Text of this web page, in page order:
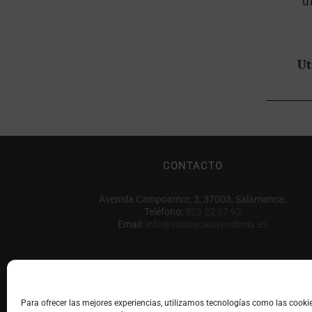
Para ofrecer las mejores experiencias, utilizamos tecnologías como las
CONTACTO
Avenida Campoamor, 3, 37003, Salamanca.
Teléfono:
Email: